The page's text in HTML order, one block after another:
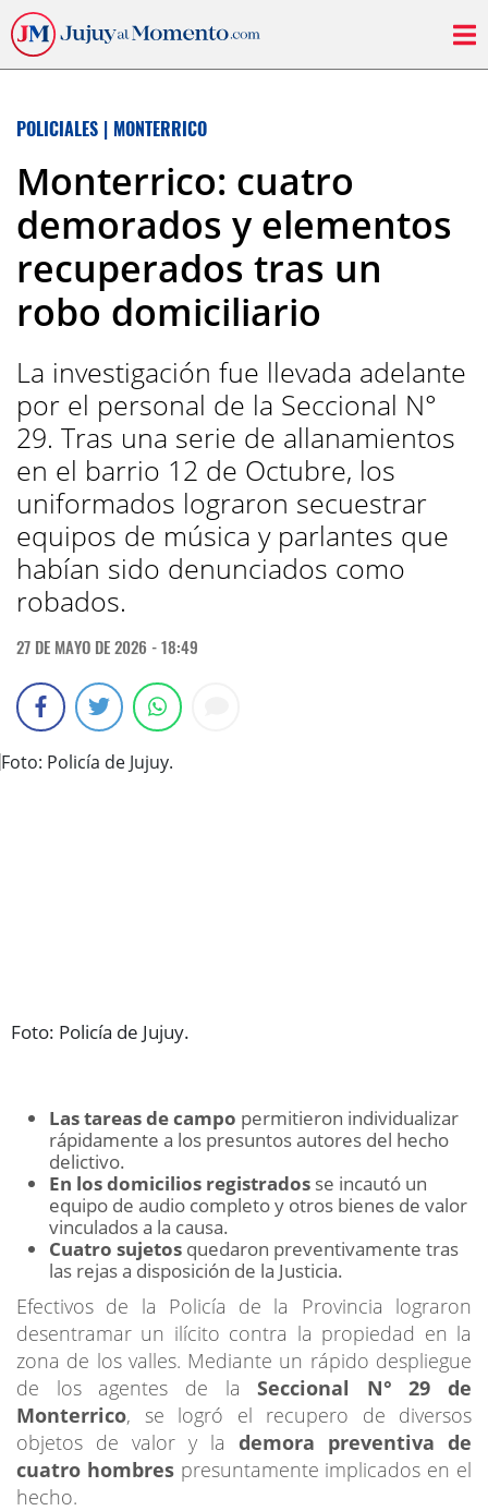
POLICIALES | MONTERRICO
Monterrico: cuatro
demorados y elementos
recuperados tras un
robo domiciliario
La investigación fue llevada adelante
por el personal de la Seccional N°
29. Tras una serie de allanamientos
en el barrio 12 de Octubre, los
uniformados lograron secuestrar
equipos de música y parlantes que
habían sido denunciados como
robados.
27 DE MAYO DE 2026 - 18:49
Foto: Policía de Jujuy.
Las tareas de campo permitieron individualizar
rápidamente a los presuntos autores del hecho
delictivo.
En los domicilios registrados se incautó un
equipo de audio completo y otros bienes de valor
vinculados a la causa.
Cuatro sujetos quedaron preventivamente tras
las rejas a disposición de la Justicia.
Efectivos de la Policía de la Provincia lograron
desentramar un ilícito contra la propiedad en la
zona de los valles. Mediante un rápido despliegue
de los agentes de laSeccional N° 29 de
Monterrico, se logró el recupero de diversos
objetos de valor y la demora preventiva de
cuatro hombrespresuntamente implicados en el
hecho.